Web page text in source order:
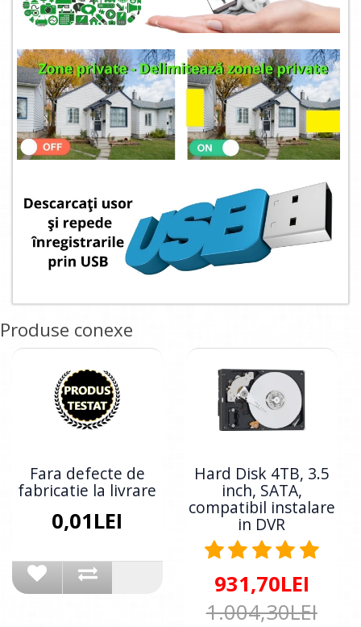
Produse conexe
Fara defecte de
fabricatie la livrare
0,01LEI
Hard Disk 4TB, 3.5
inch, SATA,
compatibil instalare
in DVR
931,70LEI
1.004,30LEI